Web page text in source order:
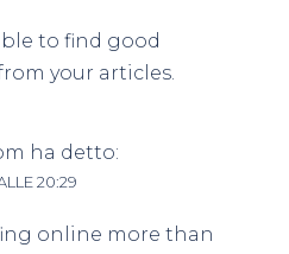
to find good
your articles.
ha detto:
20:29
online more than